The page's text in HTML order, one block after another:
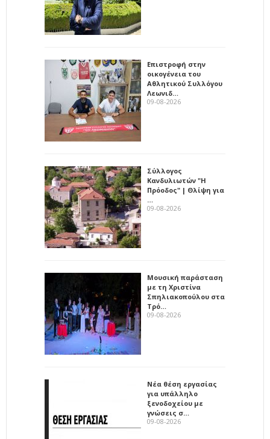
Επιστροφή στην
οικογένεια του
Αθλητικού Συλλόγου
Λεωνιδ…
09-08-2026
Σύλλογος
Κανδυλιωτών "Η
Πρόοδος" | Θλίψη για
…
09-08-2026
Μουσική παράσταση
με τη Χριστίνα
Σπηλιακοπούλου στα
Τρό…
09-08-2026
Νέα θέση εργασίας
για υπάλληλο
ξενοδοχείου με
γνώσεις σ…
09-08-2026